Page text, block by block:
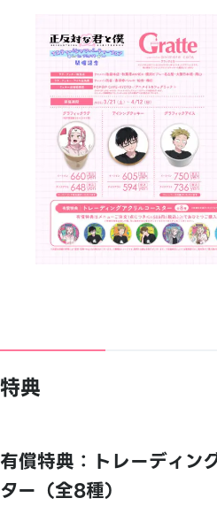
特典
有償特典：トレーディン
ター（全8種）